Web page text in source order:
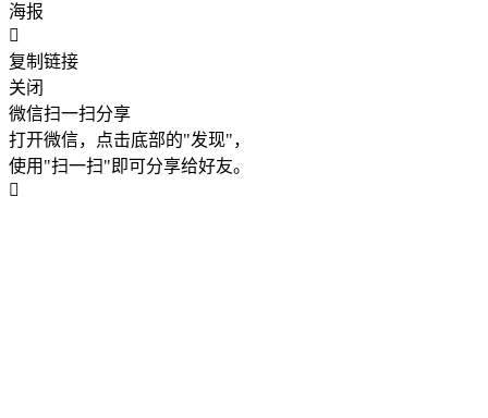
海报
复制链接
关闭
微信扫一扫分享
打开微信，点击底部的"发现"，
使用"扫一扫"即可分享给好友。